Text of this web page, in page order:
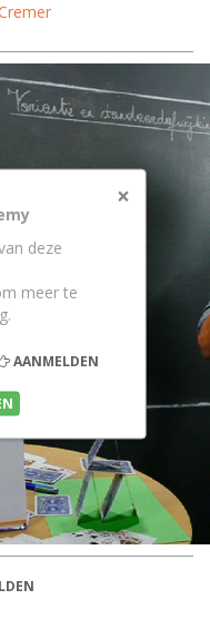
×
deze
meer te
AANMELDEN